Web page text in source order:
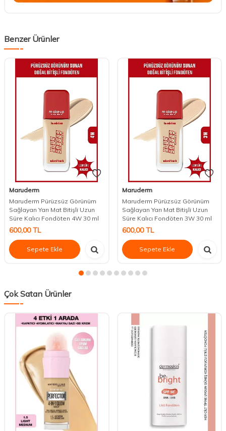
Benzer Ürünler
Maruderm
Maruderm Pürüzsüz Görünüm
Sağlayan Yarı Mat Bitişli Uzun
Süre Kalıcı Fondöten 4W 30 ml
600,00TL
Sepete Ekle
Maruderm
Maruderm Pürüzsüz Görünüm
Sağlayan Yarı Mat Bitişli Uzun
Süre Kalıcı Fondöten 3W 30 ml
600,00TL
Sepete Ekle
Çok Satan Ürünler